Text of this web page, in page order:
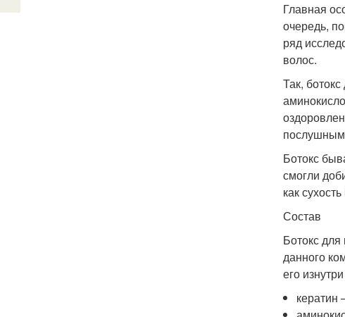
Главная
очередь,
ряд
волос.
Так,
Ботокс
смогли
как
Состав
Ботокс
данного
его
кератин